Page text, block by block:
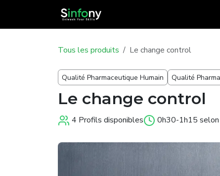
Tous les produits Le change control
Qualité Pharmaceutique Humain Qualité
Le change control
4 Profils disponibles 0h30-1h15